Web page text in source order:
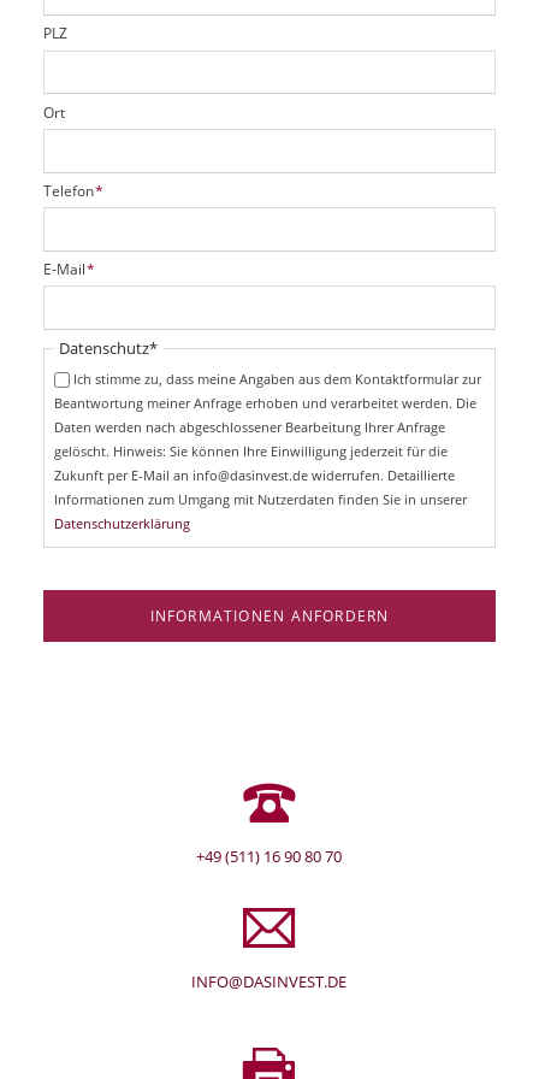
d
PLZ
Ort
P
f
i
c
t
f
Telefon*
P
f
i
E-Mail*
Pflichtfeld
Datenschutz*
Ich stimme zu, dass meine Angaben aus dem Kontaktformular zur
Beantwortung meiner Anfrage erhoben und verarbeitet werden. Die
Daten werden nach abgeschlossener Bearbeitung Ihrer Anfrage
gelöscht. Hinweis: Sie können Ihre Einwilligung jederzeit für die
Zukunft per E-Mail an info@dasinvest.de widerrufen. Detaillierte
Informationen zum Umgang mit Nutzerdaten finden Sie in unserer
Datenschutzerklärung
INFORMATIONEN ANFORDERN
+49 (511) 16 90 80 70
INFO@DASINVEST.DE